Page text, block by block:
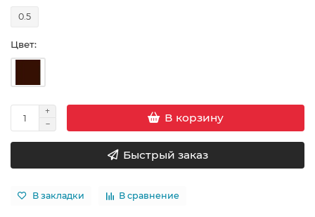
0.5
Цвет:
В корзину
Быстрый заказ
В закладки В сравнение